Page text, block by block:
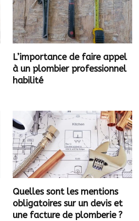
L’importance de faire appel
à un plombier professionnel
habilité
Quelles sont les mentions
obligatoires sur un devis et
une facture de plomberie ?